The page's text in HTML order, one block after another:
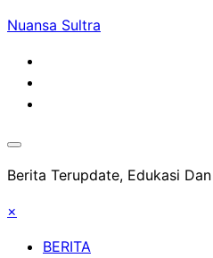
Skip
content
Nuansa Sultra
Berita Terupdate, Edukasi
×
BERITA